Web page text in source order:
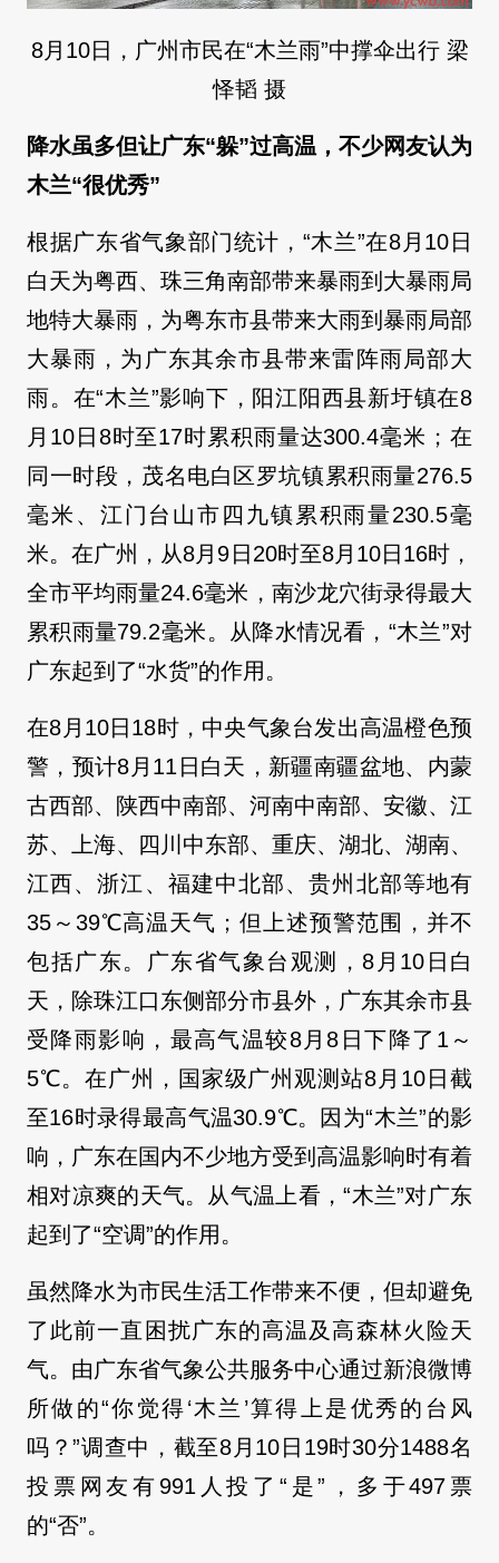
8月10日，广州市民在“木兰雨”中撑伞出行 梁
怿韬 摄
降水虽多但让广东“躲”过高温，不少网友认为
木兰“很优秀”
根据广东省气象部门统计，“木兰”在8月10日
白天为粤西、珠三角南部带来暴雨到大暴雨局
地特大暴雨，为粤东市县带来大雨到暴雨局部
大暴雨，为广东其余市县带来雷阵雨局部大
雨。在“木兰”影响下，阳江阳西县新圩镇在8
月10日8时至17时累积雨量达300.4毫米；在
同一时段，茂名电白区罗坑镇累积雨量276.5
毫米、江门台山市四九镇累积雨量230.5毫
米。在广州，从8月9日20时至8月10日16时，
全市平均雨量24.6毫米，南沙龙穴街录得最大
累积雨量79.2毫米。从降水情况看，“木兰”对
广东起到了“水货”的作用。
在8月10日18时，中央气象台发出高温橙色预
警，预计8月11日白天，新疆南疆盆地、内蒙
古西部、陕西中南部、河南中南部、安徽、江
苏、上海、四川中东部、重庆、湖北、湖南、
江西、浙江、福建中北部、贵州北部等地有
35～39℃高温天气；但上述预警范围，并不
包括广东。广东省气象台观测，8月10日白
天，除珠江口东侧部分市县外，广东其余市县
受降雨影响，最高气温较8月8日下降了1～
5℃。在广州，国家级广州观测站8月10日截
至16时录得最高气温30.9℃。因为“木兰”的影
响，广东在国内不少地方受到高温影响时有着
相对凉爽的天气。从气温上看，“木兰”对广东
起到了“空调”的作用。
虽然降水为市民生活工作带来不便，但却避免
了此前一直困扰广东的高温及高森林火险天
气。由广东省气象公共服务中心通过新浪微博
所做的“你觉得‘木兰’算得上是优秀的台风
吗？”调查中，截至8月10日19时30分1488名
投票网友有991人投了“是”，多于497票
的“否”。